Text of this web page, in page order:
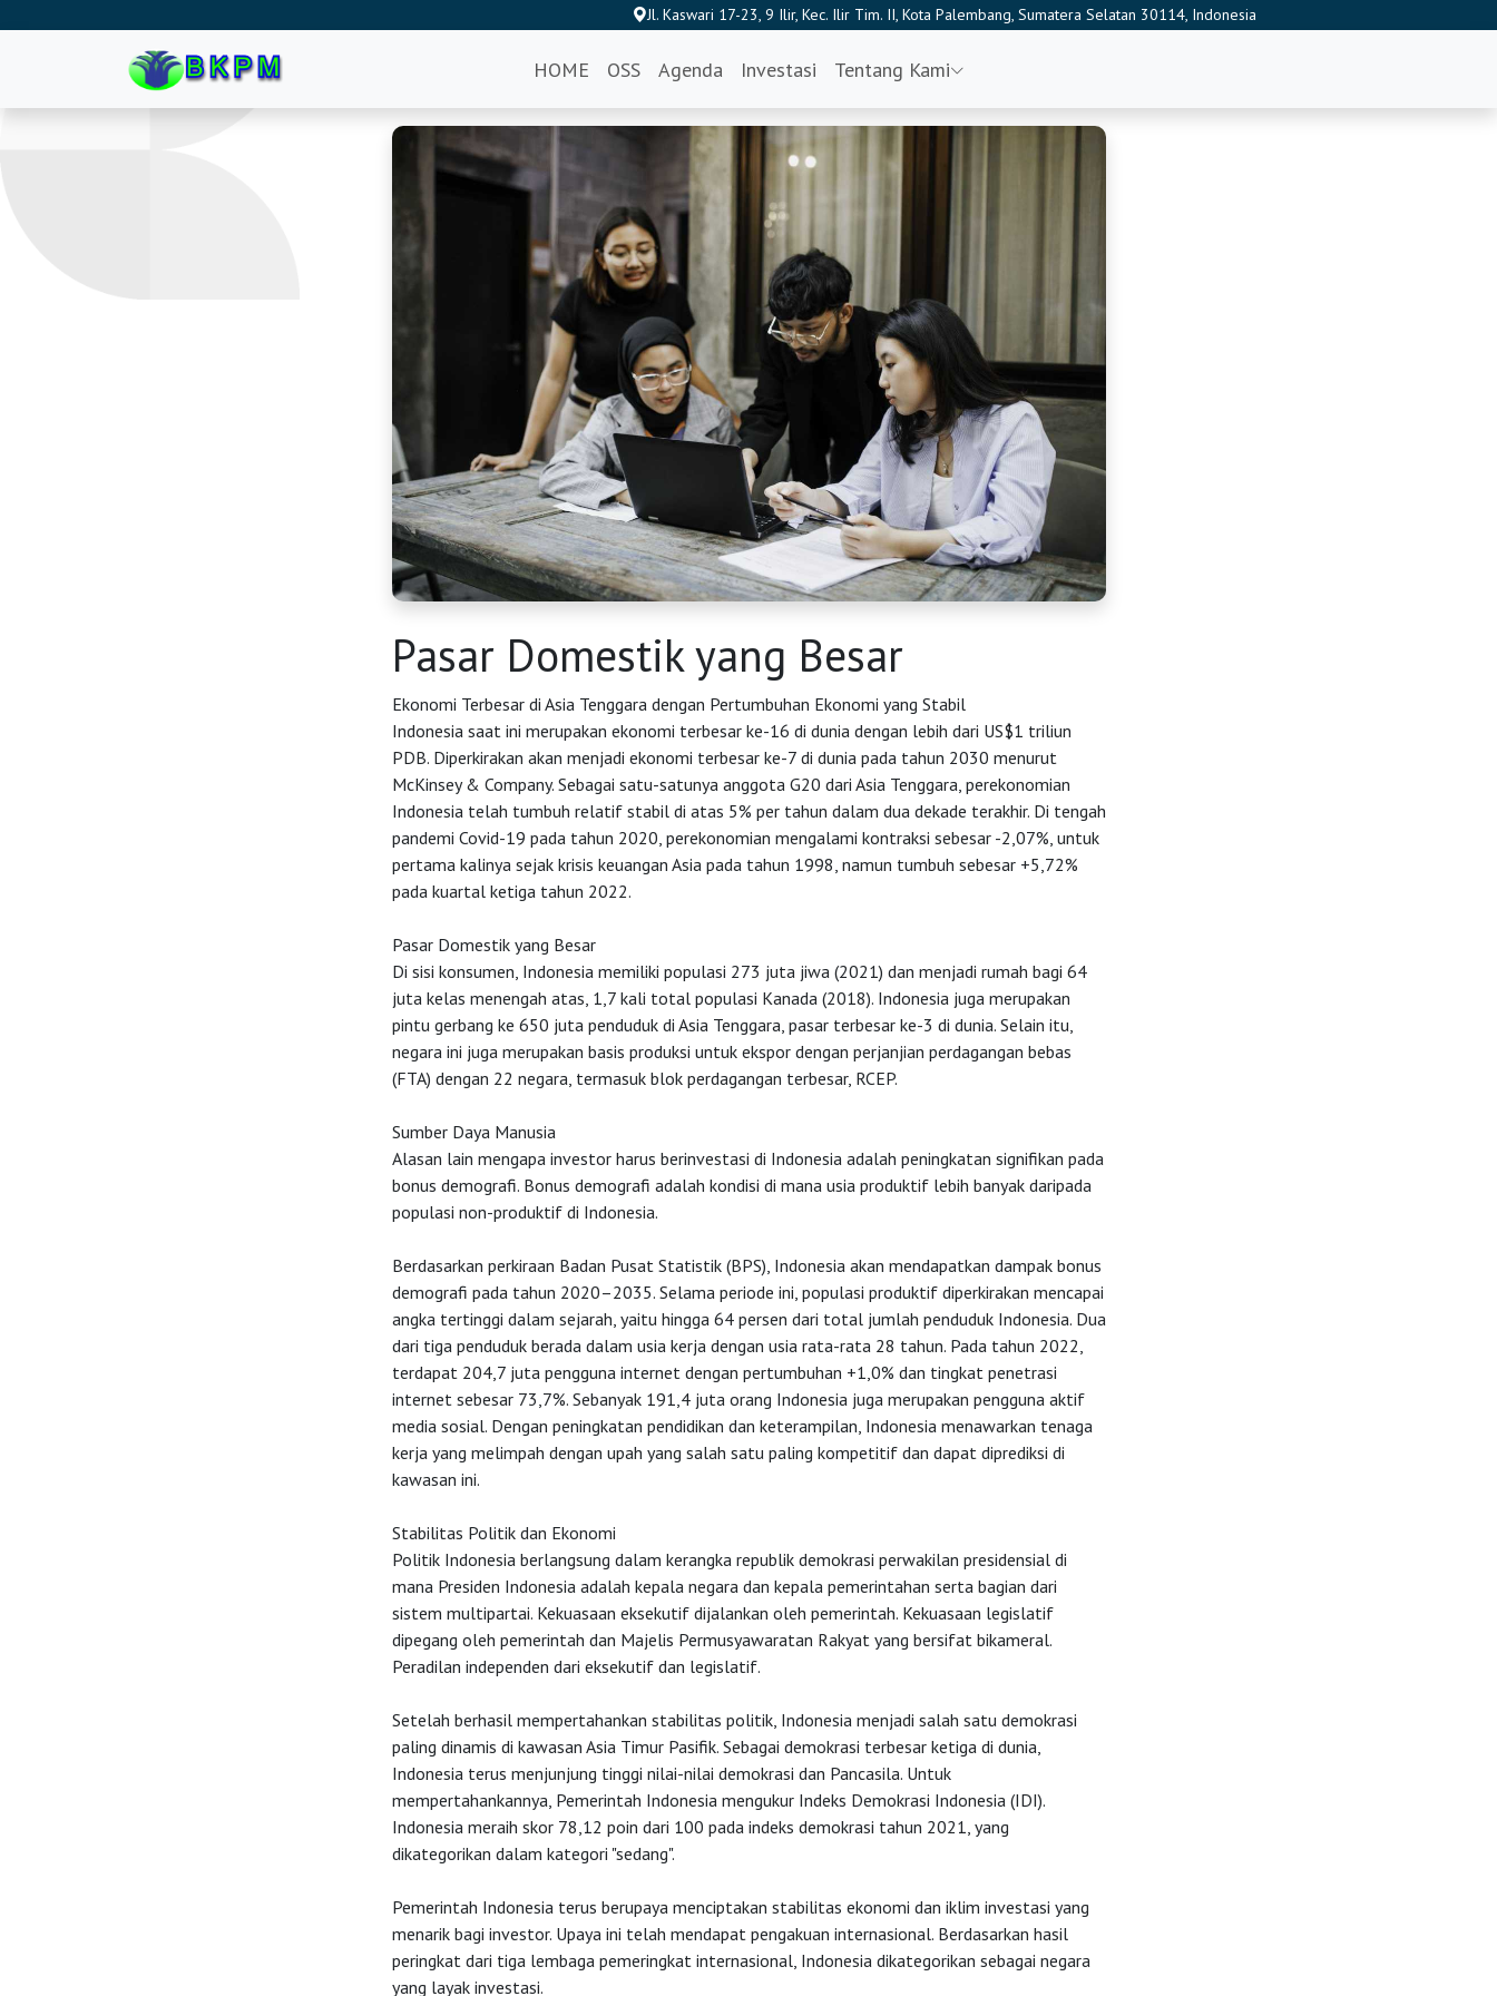
Jl. Kaswari 17-23, 9 Ilir, Kec. Ilir Tim. II, Kota Palembang, Sumatera Selatan 30114, Indonesia
HOME OSS Agenda Investasi Tentang Kami
Pasar Domestik yang Besar
Ekonomi Terbesar di Asia Tenggara dengan Pertumbuhan Ekonomi yang Stabil
Indonesia saat ini merupakan ekonomi terbesar ke-16 di dunia dengan lebih dari US$1 triliun
PDB. Diperkirakan akan menjadi ekonomi terbesar ke-7 di dunia pada tahun 2030 menurut
McKinsey & Company. Sebagai satu-satunya anggota G20 dari Asia Tenggara, perekonomian
Indonesia telah tumbuh relatif stabil di atas 5% per tahun dalam dua dekade terakhir. Di tengah
pandemi Covid-19 pada tahun 2020, perekonomian mengalami kontraksi sebesar -2,07%, untuk
pertama kalinya sejak krisis keuangan Asia pada tahun 1998, namun tumbuh sebesar +5,72%
pada kuartal ketiga tahun 2022.
Pasar Domestik yang Besar
Di sisi konsumen, Indonesia memiliki populasi 273 juta jiwa (2021) dan menjadi rumah bagi 64
juta kelas menengah atas, 1,7 kali total populasi Kanada (2018). Indonesia juga merupakan
pintu gerbang ke 650 juta penduduk di Asia Tenggara, pasar terbesar ke-3 di dunia. Selain itu,
negara ini juga merupakan basis produksi untuk ekspor dengan perjanjian perdagangan bebas
(FTA) dengan 22 negara, termasuk blok perdagangan terbesar, RCEP.
Sumber Daya Manusia
Alasan lain mengapa investor harus berinvestasi di Indonesia adalah peningkatan signifikan pada
bonus demografi. Bonus demografi adalah kondisi di mana usia produktif lebih banyak daripada
populasi non-produktif di Indonesia.
Berdasarkan perkiraan Badan Pusat Statistik (BPS), Indonesia akan mendapatkan dampak bonus
demografi pada tahun 2020–2035. Selama periode ini, populasi produktif diperkirakan mencapai
angka tertinggi dalam sejarah, yaitu hingga 64 persen dari total jumlah penduduk Indonesia. Dua
dari tiga penduduk berada dalam usia kerja dengan usia rata-rata 28 tahun. Pada tahun 2022,
terdapat 204,7 juta pengguna internet dengan pertumbuhan +1,0% dan tingkat penetrasi
internet sebesar 73,7%. Sebanyak 191,4 juta orang Indonesia juga merupakan pengguna aktif
media sosial. Dengan peningkatan pendidikan dan keterampilan, Indonesia menawarkan tenaga
kerja yang melimpah dengan upah yang salah satu paling kompetitif dan dapat diprediksi di
kawasan ini.
Stabilitas Politik dan Ekonomi
Politik Indonesia berlangsung dalam kerangka republik demokrasi perwakilan presidensial di
mana Presiden Indonesia adalah kepala negara dan kepala pemerintahan serta bagian dari
sistem multipartai. Kekuasaan eksekutif dijalankan oleh pemerintah. Kekuasaan legislatif
dipegang oleh pemerintah dan Majelis Permusyawaratan Rakyat yang bersifat bikameral.
Peradilan independen dari eksekutif dan legislatif.
Setelah berhasil mempertahankan stabilitas politik, Indonesia menjadi salah satu demokrasi
paling dinamis di kawasan Asia Timur Pasifik. Sebagai demokrasi terbesar ketiga di dunia,
Indonesia terus menjunjung tinggi nilai-nilai demokrasi dan Pancasila. Untuk
mempertahankannya, Pemerintah Indonesia mengukur Indeks Demokrasi Indonesia (IDI).
Indonesia meraih skor 78,12 poin dari 100 pada indeks demokrasi tahun 2021, yang
dikategorikan dalam kategori "sedang".
Pemerintah Indonesia terus berupaya menciptakan stabilitas ekonomi dan iklim investasi yang
menarik bagi investor. Upaya ini telah mendapat pengakuan internasional. Berdasarkan hasil
peringkat dari tiga lembaga pemeringkat internasional, Indonesia dikategorikan sebagai negara
yang layak investasi.